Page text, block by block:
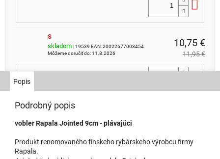
S
skladom | 19539 EAN:20022677003454
Môžeme doručiť do:11.8.2026
10,75 €
11,95 €
RT
skladom
| 19538
0226770034056
Môžeme doručiť do:11.8.2026
Popis
Podrobný popis
vobler Rapala Jointed 9cm - plávajúci
Produkt renomovaného fínskeho rybárskeho výrobcu firmy
Rapala.